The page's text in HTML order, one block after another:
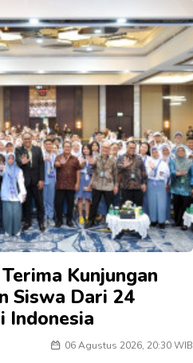
Kunjungan
Siswa Dari 24
Indonesia
06 Agustus 2026, 20:30 WIB